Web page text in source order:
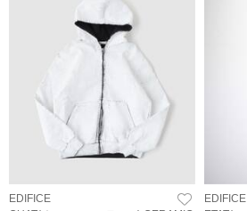
EDIFICE
EDIFICE